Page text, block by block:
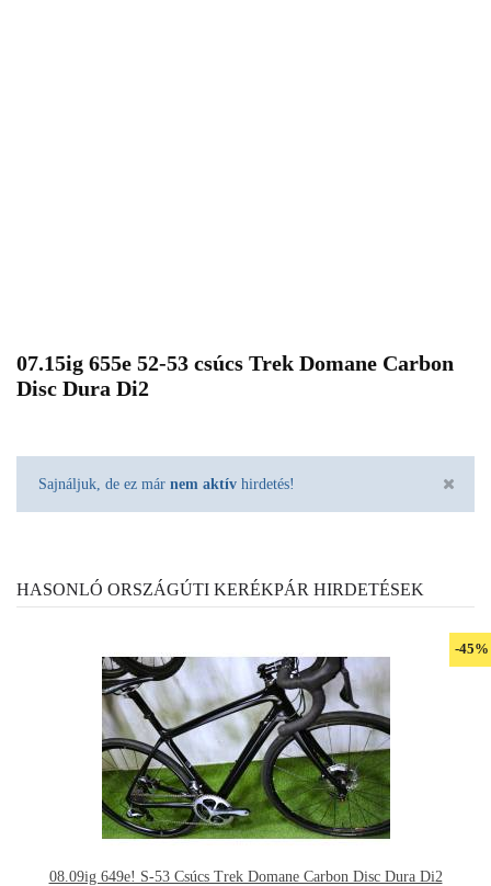
07.15ig 655e 52-53 csúcs Trek Domane Carbon
Disc Dura Di2
Sajnáljuk, de ez már nem aktív hirdetés!
HASONLÓ ORSZÁGÚTI KERÉKPÁR HIRDETÉSEK
-45%
08.09ig 649e! S-53 Csúcs Trek Domane Carbon Disc Dura Di2